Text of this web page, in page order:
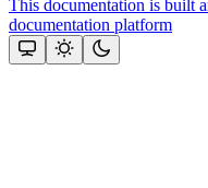
This documentation is built
documentation platform